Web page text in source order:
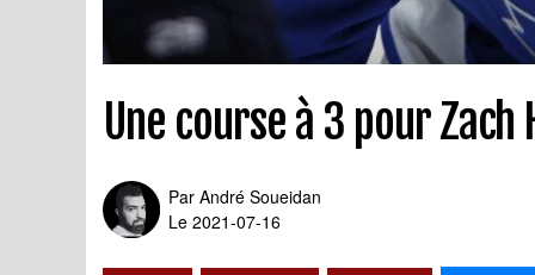
Une course à 3 pour Zach
Par André Soueidan
Le 2021-07-16